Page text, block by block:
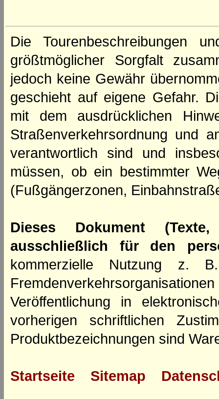
Die Tourenbeschreibungen
größtmöglicher Sorgfalt
jedoch keine Gewähr
geschieht auf eigene Gefahr.
mit dem ausdrücklichen
Straßenverkehrsordnung und
verantwortlich sind und
müssen, ob ein bestimmter
(Fußgängerzonen,
Dieses Dokument
ausschließlich für den
kommerzielle Nutzung z.
Veröffentlichung in
vorherigen schriftlichen
Produktbezeichnungen sind
Startseite Sitemap